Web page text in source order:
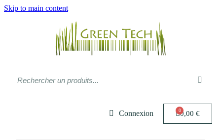
Skip to main content
Connexion 0,00 €